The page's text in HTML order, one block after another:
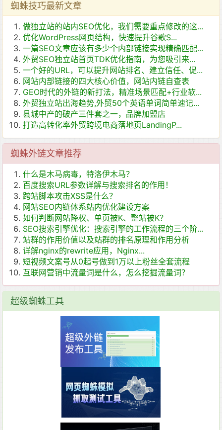
蜘蛛技巧最新文章
做独立站的站内SEO优化，我们需要重点修改的这...
优化WordPress网页结构，快速提升谷歌S...
一篇SEO文章应该有多少个内部链接实现精确匹配...
外贸SEO独立站首页TDK优化指南，为您吸引来...
一个好的URL，可以提升网站排名、建立信任、促...
网站内部链接的四大核心价值，网站内链自查表
GEO时代的外链的新打法，精准场景匹配+行业软...
外贸独立站出海趋势,外贸50个英语单词简单速记...
县城中产的破产三件套之一，品牌加盟店
打造高转化率外贸跨境电商落地页LandingP...
蜘蛛外链文章推荐
什么是木马病毒，特洛伊木马？
百度搜索URL参数详解与搜索排名的作用！
跨站脚本攻击XSS是什么？
网站SEO内链体系站内优化建设方案
如何判断网站降权、单页被K、整站被K？
SEO搜索引擎优化：搜索引擎的工作流程的三个阶...
站群的作用价值以及站群的排名原理和作用分析
详解nginx的rewrite应用，Nginx...
短视频文案号从0起号做到1万以上粉丝全套流程
互联网营销中流量词是什么，怎么挖掘流量词？
超级蜘蛛工具